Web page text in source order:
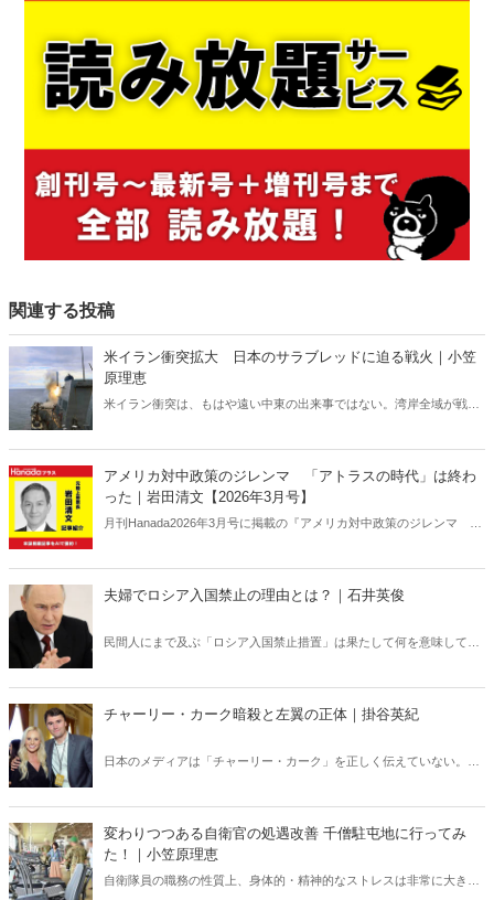
関連する投稿
米イラン衝突拡大 日本のサラブレッドに迫る戦火｜小笠
原理恵
米イラン衝突は、もはや遠い中東の出来事ではない。湾岸全域が戦域
題がある。邦人保護は万全なのか。そして、国際舞台に立つ日本のサ
ラブレッドの安全は守られるのか。戦火は思わぬところに影を落とし
ている――。
アメリカ対中政策のジレンマ 「アトラスの時代」は終わ
った｜岩田清文【2026年3月号】
月刊Hanada2026年3月号に掲載の『アメリカ対中政策のジレンマ
夫婦でロシア入国禁止の理由とは？｜石井英俊
民間人にまで及ぶ「ロシア入国禁止措置」は果たして何を意味してい
チャーリー・カーク暗殺と左翼の正体｜掛谷英紀
日本のメディアは「チャーリー・カーク」を正しく伝えていない。カ
釈では絶対にわからない「チャーリー・カーク」現象の本質。
変わりつつある自衛官の処遇改善 千僧駐屯地に行ってみ
た！｜小笠原理恵
自衛隊員の職務の性質上、身体的・精神的なストレスは非常に大き